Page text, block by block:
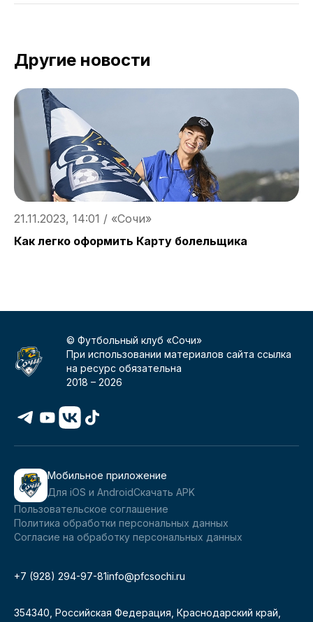
Другие новости
21.11.2023, 14:01 / «Сочи»
Как легко оформить Карту болельщика
© Футбольный клуб «Сочи»
При использовании материалов сайта ссылка
на ресурс обязательна
2018 –2026
Мобильное приложение
Для iOS и AndroidСкачать APK
Пользовательское соглашение
Политика обработки персональных данных
Согласие на обработку персональных данных
+7 (928) 294-97-81info@pfcsochi.ru
354340, Российская Федерация, Краснодарский край,